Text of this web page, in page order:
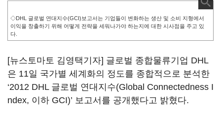
◇DHL 글로벌 연대지수(GCI)보고서는 기업들이 변화하는 생산 및 소비 지형에서
이익을 창출하기 위해 어떻게 전략을 세워나가야 하는지에 대한 시사점을 주고 있
다.
[뉴스토마토 김영택기자] 글로벌 종합물류기업 DHL
은 11일 국가별 세계화의 정도를 종합적으로 분석한
‘2012 DHL 글로벌 연대지수(Global Connectedness I
ndex, 이하 GCI)’ 보고서를 공개했다고 밝혔다.